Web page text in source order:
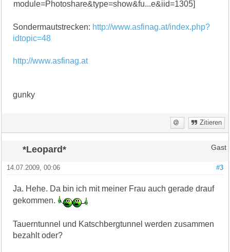
Sondermautstrecken: http://www.asfinag.at/index.php?
idtopic=48
http://www.asfinag.at
gunky
Zitieren
*Leopard* Gast
#3
14.07.2009, 00:06
Ja. Hehe. Da bin ich mit meiner Frau auch gerade drauf
gekommen.
Tauerntunnel und Katschbergtunnel werden zusammen
bezahlt oder?